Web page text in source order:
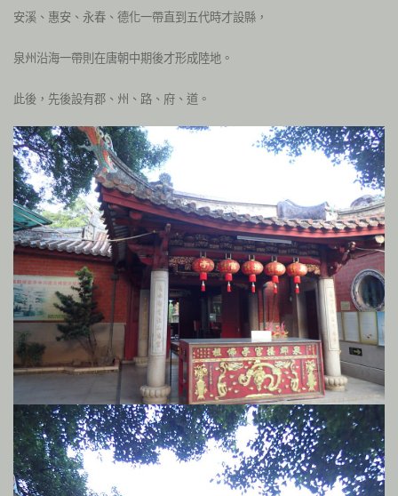
安溪、惠安、永春、德化一帶直到五代時才設縣，
泉州沿海一帶則在唐朝中期後才形成陸地。
此後，先後設有郡、州、路、府、道。